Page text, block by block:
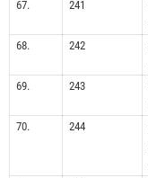
67.
241
68.
242
69.
243
70.
244